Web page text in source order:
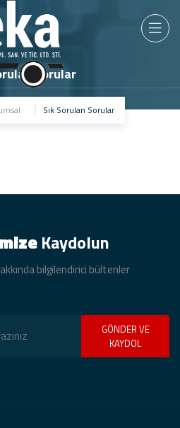
Sorular
Sık Sorulan Sorular
Kaydolun
bilgilendirici bültenler
GÖNDER VE
KAYDOL